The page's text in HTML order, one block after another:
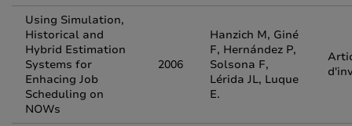
Using Simulation,
Historical and
Hybrid Estimation
Systems for
Enhacing Job
Scheduling on
NOWs
2006
Hanzich M, Giné
F, Hernández P,
Solsona F,
Lérida JL, Luque
E.